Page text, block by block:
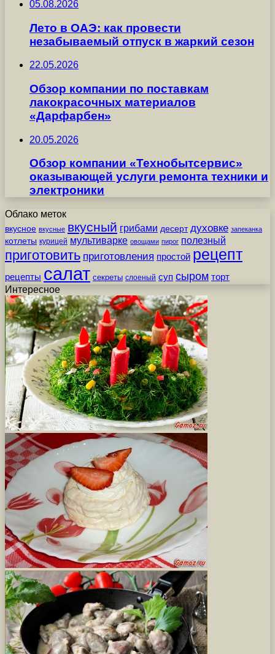
05.08.2026
Лето в ОАЭ: как провести
незабываемый отпуск в жаркий сезон
22.05.2026
Обзор компании по поставкам
лакокрасочных материалов
«Дарфарбен»
20.05.2026
Обзор компании «Технобытсервис»
оказывающей услуги ремонта техники и
электроники
Облако меток
вкусное вкусные вкусный грибами десерт духовке запеканка
котлеты курицей мультиварке овощами пирог полезный
приготовить приготовления простой рецепт
рецепты салат секреты слоеный суп сыром торт
Интересное